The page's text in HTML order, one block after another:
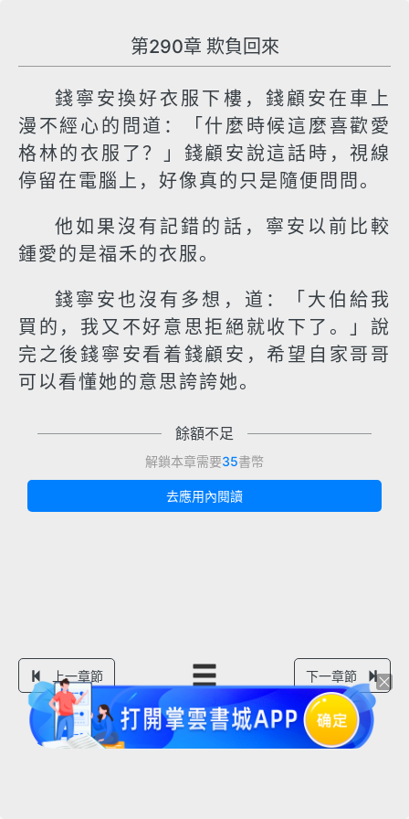
第290章 欺負回來
錢寧安換好衣服下樓，錢顧安在車上
漫不經心的問道：「什麼時候這麼喜歡愛
格林的衣服了？」錢顧安說這話時，視線
停留在電腦上，好像真的只是隨便問問。
他如果沒有記錯的話，寧安以前比較
鍾愛的是福禾的衣服。
錢寧安也沒有多想，道：「大伯給我
買的，我又不好意思拒絕就收下了。」說
完之後錢寧安看着錢顧安，希望自家哥哥
可以看懂她的意思誇誇她。
餘額不足
解鎖本章需要35書幣
去應用內閱讀
上一章節 下一章節